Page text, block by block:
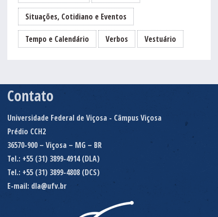
Situações, Cotidiano e Eventos
Tempo e Calendário Verbos Vestuário
Contato
Universidade Federal de Viçosa - Câmpus Viçosa
Prédio CCH2
36570-900 – Viçosa – MG – BR
Tel.: +55 (31) 3899-4914 (DLA)
Tel.: +55 (31) 3899-4808 (DCS)
E-mail: dla@ufv.br